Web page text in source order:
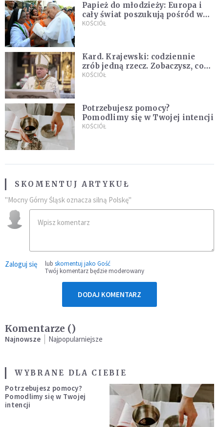
Papież do młodzieży: Europa i
cały świat poszukują pośród was
nowych świętych
KOŚCIÓŁ
Kard. Krajewski: codziennie
zrób jedną rzecz. Zobaczysz, co
stanie się z twoim życiem
KOŚCIÓŁ
Potrzebujesz pomocy?
Pomodlimy się w Twojej intencji
KOŚCIÓŁ
SKOMENTUJ ARTYKUŁ
"Mocny Górny Śląsk oznacza silną Polskę"
Zaloguj się lub skomentuj jako Gość
Twój komentarz będzie moderowany
DODAJ KOMENTARZ
Komentarze ()
Najnowsze Najpopularniejsze
WYBRANE DLA CIEBIE
Potrzebujesz pomocy?
Pomodlimy się w Twojej
intencji